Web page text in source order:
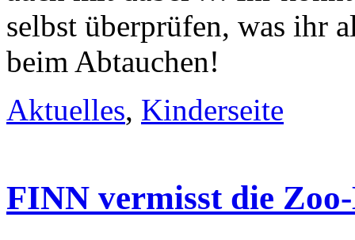
selbst überprüfen, was ihr
beim Abtauchen!
Aktuelles, Kinderseite
FINN vermisst die Zoo-